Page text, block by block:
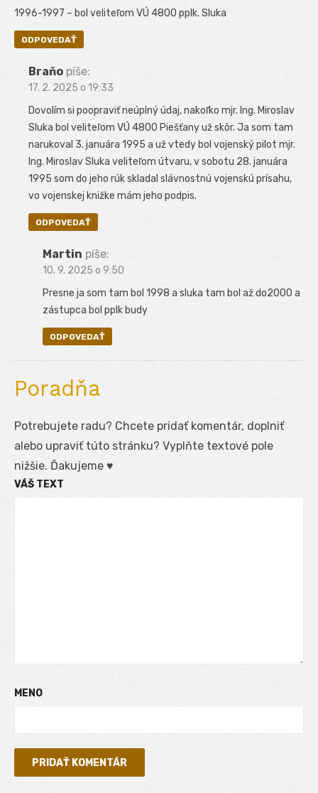
1996-1997 – bol veliteľom VÚ 4800 pplk. Sluka
ODPOVEDAŤ
Braňo píše:
17. 2. 2025 o 19:33
Dovolím si poopraviť neúplný údaj, nakoľko mjr. Ing. Miroslav
Sluka bol veliteľom VÚ 4800 Piešťany už skôr. Ja som tam
narukoval 3. januára 1995 a už vtedy bol vojenský pilot mjr.
Ing. Miroslav Sluka veliteľom útvaru, v sobotu 28. januára
1995 som do jeho rúk skladal slávnostnú vojenskú prísahu,
vo vojenskej knižke mám jeho podpis.
ODPOVEDAŤ
Martin píše:
10. 9. 2025 o 9:50
Presne ja som tam bol 1998 a sluka tam bol až do2000 a
zástupca bol pplk budy
ODPOVEDAŤ
Poradňa
Potrebujete radu? Chcete pridať komentár, doplniť
alebo upraviť túto stránku? Vyplňte textové pole
nižšie. Ďakujeme ♥
VÁŠ TEXT
MENO